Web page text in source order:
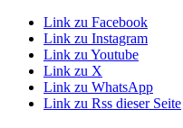
Link zu Facebook
Link zu Instagram
Link zu Youtube
Link zu X
Link zu WhatsApp
Link zu Rss dieser Seite